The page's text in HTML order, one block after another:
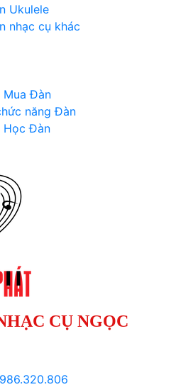
Ukulele
nhạc cụ khác
Mua Đàn
năng Đàn
Học Đàn
CỤ NGỌC